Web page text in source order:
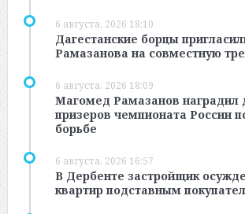
6 августа, 2026 18:10
Дагестанские борцы
Рамазанова на совместную
6 августа, 2026 18:09
Магомед Рамазанов наградил
призеров чемпионата России
борьбе
6 августа, 2026 16:57
В Дербенте застройщик
квартир подставным